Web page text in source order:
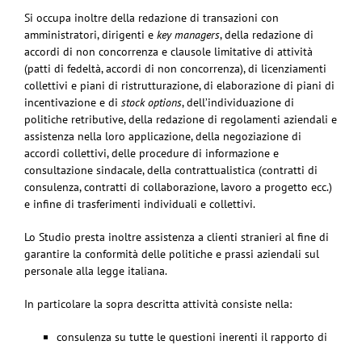
Si occupa inoltre della redazione di transazioni con
amministratori, dirigenti e key managers, della redazione di
accordi di non concorrenza e clausole limitative di attività
(patti di fedeltà, accordi di non concorrenza), di licenziamenti
collettivi e piani di ristrutturazione, di elaborazione di piani di
incentivazione e di stock options, dell’individuazione di
politiche retributive, della redazione di regolamenti aziendali e
assistenza nella loro applicazione, della negoziazione di
accordi collettivi, delle procedure di informazione e
consultazione sindacale, della contrattualistica (contratti di
consulenza, contratti di collaborazione, lavoro a progetto ecc.)
e infine di trasferimenti individuali e collettivi.
Lo Studio presta inoltre assistenza a clienti stranieri al fine di
garantire la conformità delle politiche e prassi aziendali sul
personale alla legge italiana.
In particolare la sopra descritta attività consiste nella:
consulenza su tutte le questioni inerenti il rapporto di